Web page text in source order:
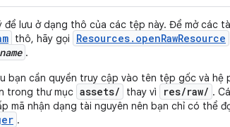
để lưu ở dạng thô của các tệp này. Để mở các
thô, hãy gọi Resources.openRawResource
.
bạn cần quyền truy cập vào tên tệp gốc và hệ
trong thư mục assets/ thay vì res/raw/ .
mã nhận dạng tài nguyên nên bạn chỉ có thể
.